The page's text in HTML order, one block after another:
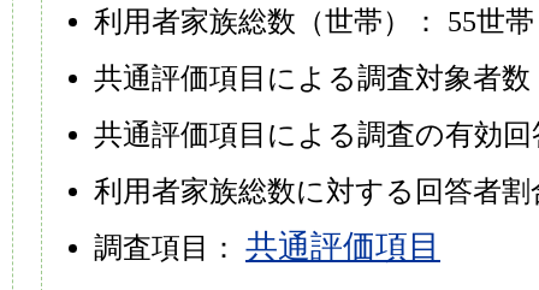
利用者家族総数（世帯）： 55世帯
共通評価項目による調査対象者数
共通評価項目による調査の有効回
利用者家族総数に対する回答者割
調査項目： 共通評価項目